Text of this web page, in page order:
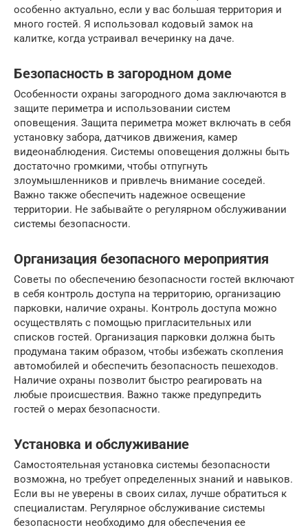
особенно актуально, если у вас большая территория и
много гостей. Я использовал кодовый замок на
калитке, когда устраивал вечеринку на даче.
Безопасность в загородном доме
Особенности охраны загородного дома заключаются в
защите периметра и использовании систем
оповещения. Защита периметра может включать в себя
установку забора, датчиков движения, камер
видеонаблюдения. Системы оповещения должны быть
достаточно громкими, чтобы отпугнуть
злоумышленников и привлечь внимание соседей.
Важно также обеспечить надежное освещение
территории. Не забывайте о регулярном обслуживании
системы безопасности.
Организация безопасного мероприятия
Советы по обеспечению безопасности гостей включают
в себя контроль доступа на территорию, организацию
парковки, наличие охраны. Контроль доступа можно
осуществлять с помощью пригласительных или
списков гостей. Организация парковки должна быть
продумана таким образом, чтобы избежать скопления
автомобилей и обеспечить безопасность пешеходов.
Наличие охраны позволит быстро реагировать на
любые происшествия. Важно также предупредить
гостей о мерах безопасности.
Установка и обслуживание
Самостоятельная установка системы безопасности
возможна, но требует определенных знаний и навыков.
Если вы не уверены в своих силах, лучше обратиться к
специалистам. Регулярное обслуживание системы
безопасности необходимо для обеспечения ее